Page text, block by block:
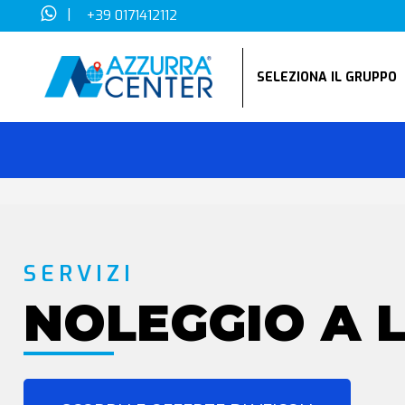
| +39 0171412112
SELEZIONA IL GRUPPO
SERVIZI
NOLEGGIO A